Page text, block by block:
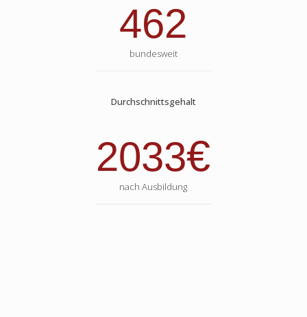
462
bundesweit
Durchschnittsgehalt
2033€
nach Ausbildung